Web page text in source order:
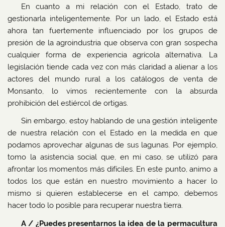
En cuanto a mi relación con el Estado, trato de
gestionarla inteligentemente. Por un lado, el Estado está
ahora tan fuertemente influenciado por los grupos de
presión de la agroindustria que observa con gran sospecha
cualquier forma de experiencia agrícola alternativa. La
legislación tiende cada vez con más claridad a alienar a los
actores del mundo rural a los catálogos de venta de
Monsanto, lo vimos recientemente con la absurda
prohibición del estiércol de ortigas.
Sin embargo, estoy hablando de una gestión inteligente
de nuestra relación con el Estado en la medida en que
podamos aprovechar algunas de sus lagunas. Por ejemplo,
tomo la asistencia social que, en mi caso, se utilizó para
afrontar los momentos más difíciles. En este punto, animo a
todos los que están en nuestro movimiento a hacer lo
mismo si quieren establecerse en el campo, debemos
hacer todo lo posible para recuperar nuestra tierra.
A / ¿Puedes presentarnos la idea de la permacultura